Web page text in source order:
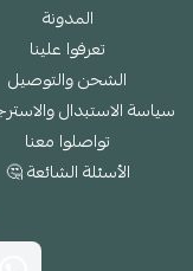
المدونة
تعرفوا علينا
الشحن والتوصيل
سياسة الاستبدال
تواصلوا معنا
الأسئلة الشائعة 🤔